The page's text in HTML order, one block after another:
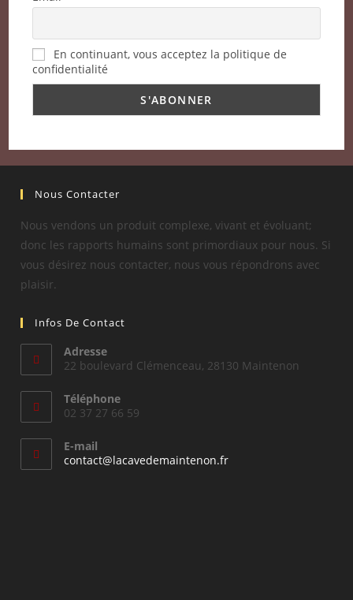
En continuant, vous acceptez la politique de
confidentialité
Nous Contacter
Nous vendons un produit complexe, vivant et évoluant;
donc les rapports humains sont primordiaux pour nous. Si
vous désirez nous contacter, nous vous répondrons avec
plaisir.
Infos De Contact
Adresse
22 boulevard Clémenceau, 28130 Maintenon
Téléphone
02 37 27 66 59
E-mail
contact@lacavedemaintenon.frS’ouvre